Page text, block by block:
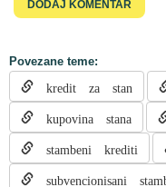
Povezane teme:
kredit za stan
kupovina stana
stambeni krediti
subvencionisani